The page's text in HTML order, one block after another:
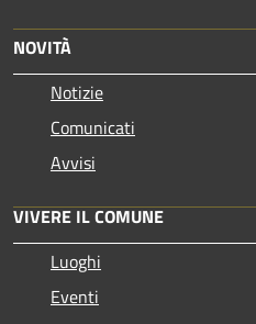
NOVITÀ
Notizie
Comunicati
Avvisi
VIVERE IL COMUNE
Luoghi
Eventi